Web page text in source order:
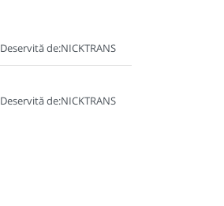
Deservită de:NICKTRANS
Deservită de:NICKTRANS